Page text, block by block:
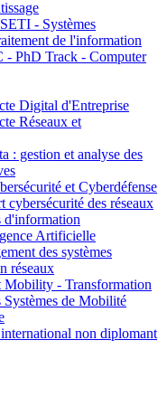
- Systèmes
de l'information
- PhD Track - Computer
Digital d'Entreprise
Réseaux et
: gestion et analyse des
et Cyberdéfense
cybersécurité des réseaux
d'information
Artificielle
des systèmes
réseaux
Mobility - Transformation
Systèmes de Mobilité
non diplomant